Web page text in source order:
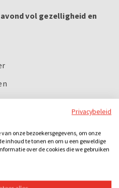
vol gezelligheid en
80's, 90's en 00's
Privacybeleid
onze bezoekersgegevens, om onze
inhoud te tonen en om u een geweldige
over de cookies die we gebruiken